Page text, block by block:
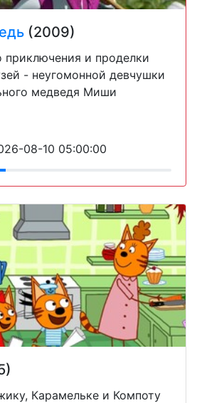
(2009)
приключения и проделки
- неугомонной девчушки
медведя Миши
08-10 05:00:00
Карамельке и Компоту